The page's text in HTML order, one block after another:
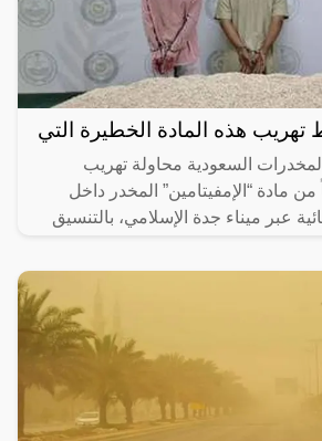
تهريب هذه المادة الخطيرة التي
السعودية محاولة تهريب
قرصاً من مادة “الإمفيتامين” المخدر داخل
عبر ميناء جدة الإسلامي، بالتنسيق